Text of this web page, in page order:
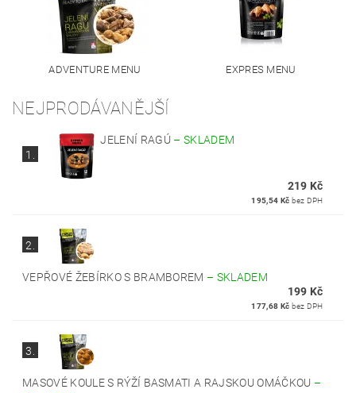
ADVENTURE MENU EXPRES MENU
NEJPRODÁVANĚJŠÍ
1.
JELENÍ RAGÚ – SKLADEM
219 Kč
195,54 Kč bez DPH
2.
VEPŘOVÉ ŽEBÍRKO S BRAMBOREM – SKLADEM
199 Kč
177,68 Kč bez DPH
3.
MASOVÉ KOULE S RÝŽÍ BASMATI A RAJSKOU OMÁČKOU –